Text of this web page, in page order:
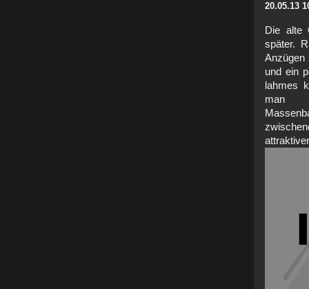
20.05.13
Die alte
später.
Anzügen
und ein
lahmes
man